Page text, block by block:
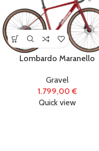
Lombardo Maranello
Gravel
1.799,00€
Quick view